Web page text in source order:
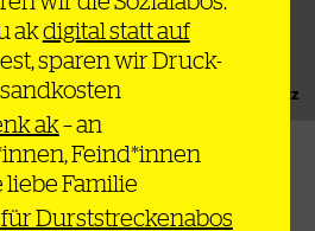
Impressum Datenschutz
akdigital statt auf
sparen wir Druck-
ak– an
Feind*innen
liebe Familie
Durststreckenabos